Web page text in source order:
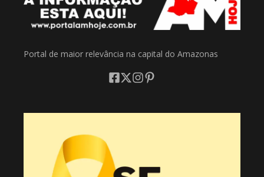
Portal de maior relevância na capital do Amazonas